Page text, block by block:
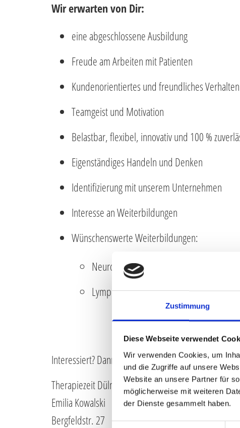
Zustimmung
Diese Webseite verwendet
Wir verwenden Cookies, um
und die Zugriffe auf unsere
Website an unsere Partner für
möglicherweise mit weiteren
der Dienste gesammelt haben.
Wir erwarten von Dir:
eine abgeschlossene Ausbildung
Freude am Arbeiten mit Patienten
Kundenorientiertes und freundliches Verhalten
Teamgeist und Motivation
Belastbar, flexibel, innovativ und 100 %
Eigenständiges Handeln und Denken
Identifizierung mit unserem Unternehmen
Interesse an Weiterbildungen
Wünschenswerte Weiterbildungen:
Neurophysiotherapie
Lymphdrainage
Interessiert? Dann freuen wir uns auf Deine
Therapiezeit Dülmen
Emilia Kowalski
Bergfeldstr. 27